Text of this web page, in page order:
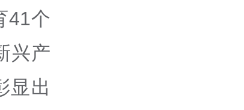
41个
兴产
显出